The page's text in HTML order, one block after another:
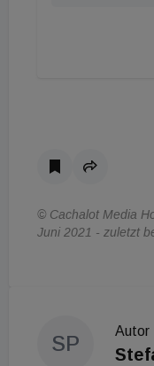
© Cachalot Media
Juni 2021 - zuletzt
SP
Autor